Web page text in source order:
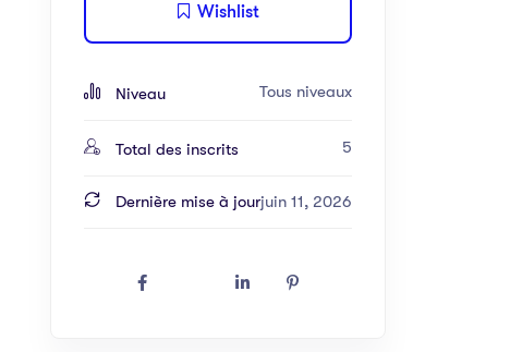
Wishlist
Niveau Tous niveaux
Total des inscrits 5
Dernière mise à jourjuin 11, 2026